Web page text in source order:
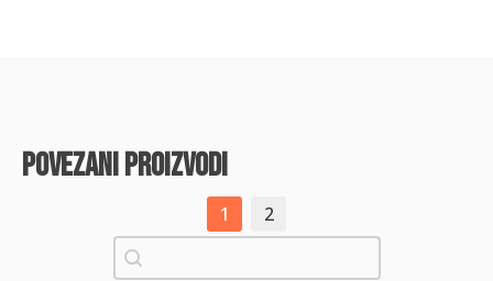
povezani proizvodi
1
2
Pretraži